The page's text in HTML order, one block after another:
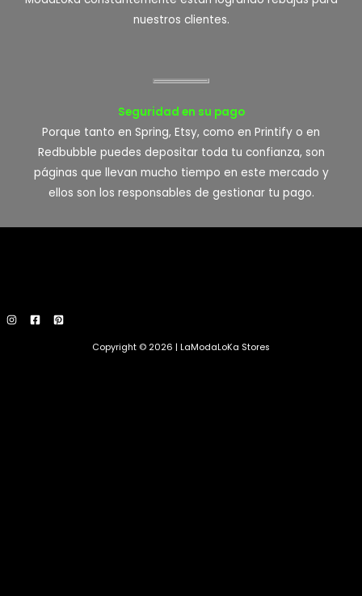
nuestros clientes.
Seguridad en su pago
Porque tanto en Spring, Etsy, como en Printify o en
Redbubble puedes depositar toda tu confianza, son
páginas que llevan mucho tiempo en este mercado y
ellos son los responsables de gestionar tu pago.
Copyright © 2026 | LaModaLoKa Stores